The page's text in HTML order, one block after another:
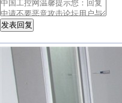
发表回复